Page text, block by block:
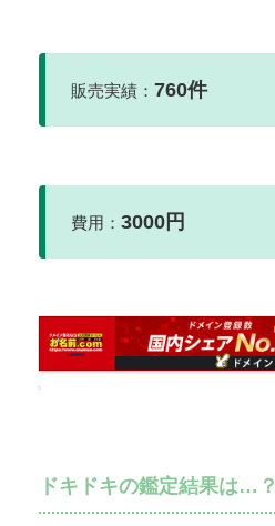
販売実績： 760件
費用： 3000円
ドキドキの鑑定結果は…？